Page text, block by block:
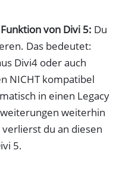
von Divi 5: Du
Das bedeutet:
Divi4 oder auch
NICHT kompatibel
in einen Legacy
weiterhin
du an diesen
5.